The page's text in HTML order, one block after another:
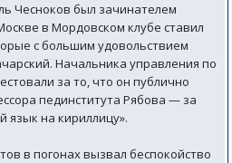
Чесноков был зачинателем
в Мордовском клубе ставил
с большим удовольствием
Начальника управления по
за то, что он публично
пединститута Рябова — за
язык на кириллицу».
в погонах вызвал беспокойство